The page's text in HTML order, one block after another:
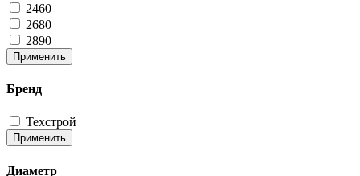
2460
2680
2890
Применить
Бренд
Техстрой
Применить
Диаметр